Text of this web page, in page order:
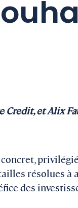
Credit, et Alix
concret,
résolues
des